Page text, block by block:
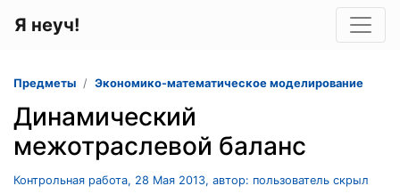
Я неуч!
Предметы Экономико-математическое моделирование
Динамический
межотраслевой баланс
Контрольная работа, 28 Мая 2013, автор: пользователь скрыл